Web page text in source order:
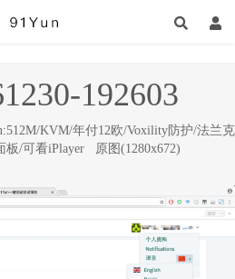
192603
KVM/年付12欧/Voxility防护/法兰克
板/可看iPlayer
原图(1280x672)